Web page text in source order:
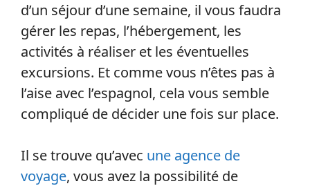
d’un séjour d’une semaine, il vous faudra
gérer les repas, l’hébergement, les
activités à réaliser et les éventuelles
excursions. Et comme vous n’êtes pas à
l’aise avec l’espagnol, cela vous semble
compliqué de décider une fois sur place.
Il se trouve qu’avec une agence de
voyage, vous avez la possibilité de